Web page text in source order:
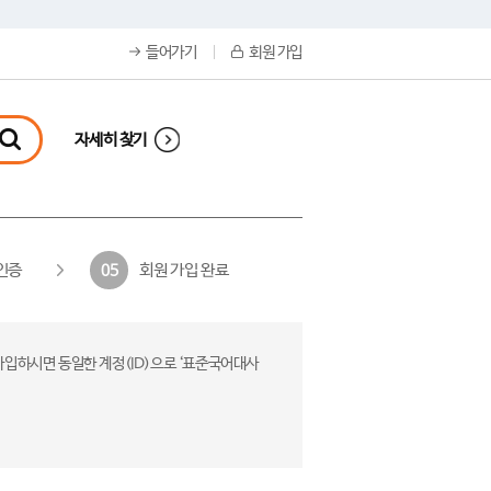
들어가기 회원 가입
자세히 찾기
증 05 회원 가입 완료
하시면 동일한 계정(ID)으로 ‘표준국어대사